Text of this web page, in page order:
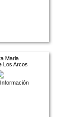
Maria
Los Arcos